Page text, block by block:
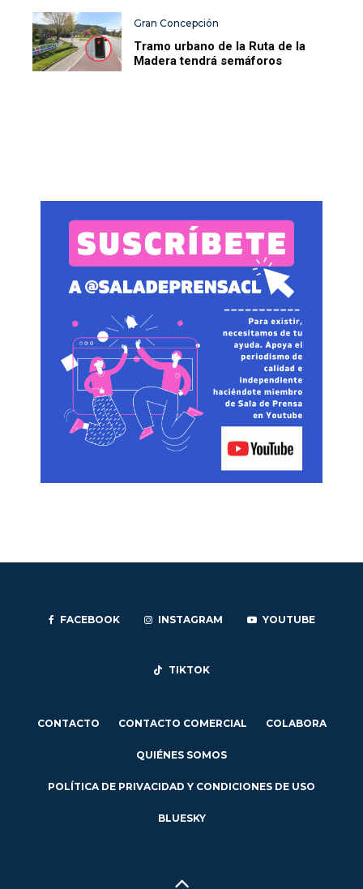
Gran Concepción
Tramo urbano de la Ruta de la
Madera tendrá semáforos
FACEBOOK INSTAGRAM YOUTUBE
TIKTOK
CONTACTO CONTACTO COMERCIAL COLABORA
QUIÉNES SOMOS
POLÍTICA DE PRIVACIDAD Y CONDICIONES DE USO
BLUESKY